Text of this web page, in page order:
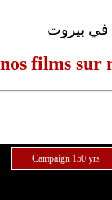
Campaign 150 yrs
في بيروت
films sur